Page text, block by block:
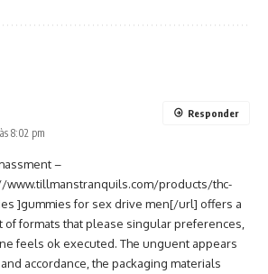
8:02 pm
–
www.tillmanstranquils.com/products/thc-
]gummies for sex drive men[/url] offers a
of formats that please singular preferences,
feels ok executed. The unguent appears
accordance, the packaging materials
Responder